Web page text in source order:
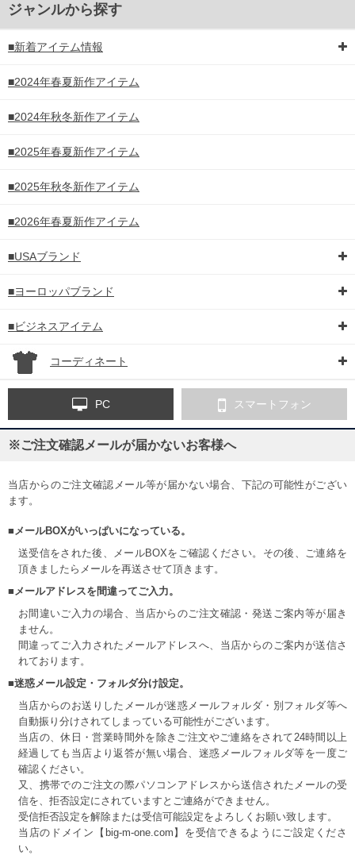
ジャンルから探す
■新着アイテム情報
■2024年春夏新作アイテム
■2024年秋冬新作アイテム
■2025年春夏新作アイテム
■2025年秋冬新作アイテム
■2026年春夏新作アイテム
■USAブランド
■ヨーロッパブランド
■ビジネスアイテム
コーディネート
PC スマートフォン
※ご注文確認メールが届かないお客様へ
当店からのご注文確認メール等が届かない場合、下記の可能性がござい
ます。
■メールBOXがいっぱいになっている。
送受信をされた後、メールBOXをご確認ください。その後、ご連絡を
頂きましたらメールを再送させて頂きます。
■メールアドレスを間違ってご入力。
お間違いご入力の場合、当店からのご注文確認・発送ご案内等が届き
ません。
間違ってご入力されたメールアドレスへ、当店からのご案内が送信さ
れております。
■迷惑メール設定・フォルダ分け設定。
当店からのお送りしたメールが迷惑メールフォルダ・別フォルダ等へ
自動振り分けされてしまっている可能性がございます。
当店の、休日・営業時間外を除きご注文やご連絡をされて24時間以上
経過しても当店より返答が無い場合、迷惑メールフォルダ等を一度ご
確認ください。
又、携帯でのご注文の際パソコンアドレスから送信されたメールの受
信を、拒否設定にされていますとご連絡ができません。
受信拒否設定を解除または受信可能設定をよろしくお願い致します。
当店のドメイン【big-m-one.com】を受信できるようにご設定くださ
い。